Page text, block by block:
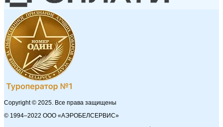
Copyright © 2025. Все права защищены
© 1994–2022 ООО «АЭРОБЕЛСЕРВИС»